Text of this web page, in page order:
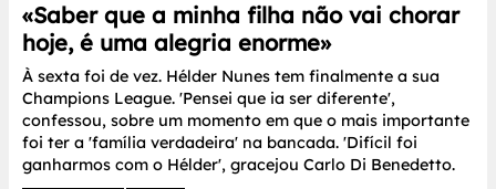
«Saber que a minha filha não vai chorar
hoje, é uma alegria enorme»
À sexta foi de vez. Hélder Nunes tem finalmente a sua
Champions League. 'Pensei que ia ser diferente',
confessou, sobre um momento em que o mais importante
foi ter a 'família verdadeira' na bancada. 'Difícil foi
ganharmos com o Hélder', gracejou Carlo Di Benedetto.